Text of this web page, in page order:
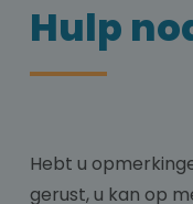
Hulp
Hebt u
gerust, u kan op